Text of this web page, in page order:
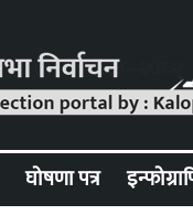
घोषणा पत्र